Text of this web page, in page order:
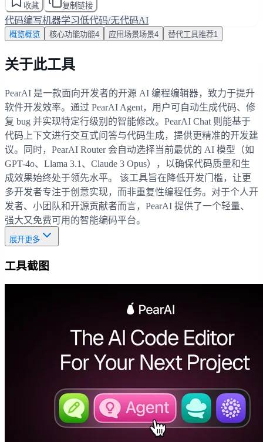
收藏 复制链接
代码编写机器学习低代码/无代码AI
概览概览 核心功能功能4 应用场景场景4 替代工具推荐1
关于此工具
PearAI 是一款面向开发者的开源 AI 编程编辑器，致力于提升
软件开发效率。通过 PearAI Agent，用户可自动生成代码、修
复 bug 并实现特定行级别的智能修改。PearAI Chat 则能基于
代码上下文进行交互式问答与代码生成，提供更精准的开发建
议。同时，PearAI Router 会自动选择当前最优的 AI 模型（如
GPT-4o、Llama 3.1、Claude 3 Opus），以确保代码质量和生
成效果始终处于领先水平。 该工具旨在降低开发门槛，让更
多开发者专注于创意实现，而非重复性编程任务。对于个人开
发者、小团队和开源贡献者而言，PearAI 提供了一个轻量、
强大又免费可用的智能编码平台。
展开更多
工具截图